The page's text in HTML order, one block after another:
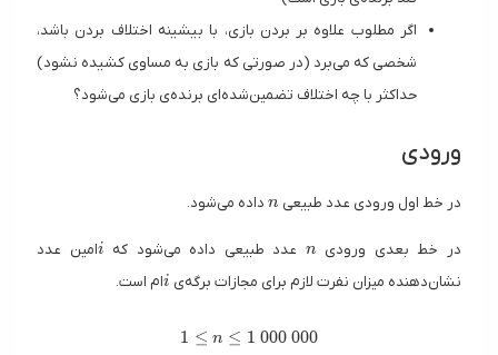
اگر مطلوب علاوه بر بردن بازی، با بیشینه اختلاف بردن باشد،
شخصی که می‌برد (در صورتی که بازی به مساوی کشیده نشود)
حداکثر با چه اختلاف تضمین‌شده‌ای برنده‌ی بازی می‌شود؟
ورودی
در خط اول ورودی عدد طبیعی n داده می‌شود.
در خط بعدی ورودی n عدد طبیعی داده می‌شود که i
iامین عدد
نشان‌دهنده میزان نفرت لازم برای مجازات برگه‌ی iام است.
1 \leq n \leq 1 \ 000 \ 000
1 ≤ n ≤ 1 000 000